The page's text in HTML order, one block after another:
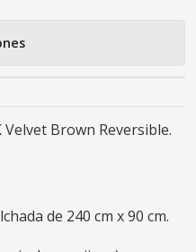
Velvet Brown Reversible.
de 240 cm x 90 cm.